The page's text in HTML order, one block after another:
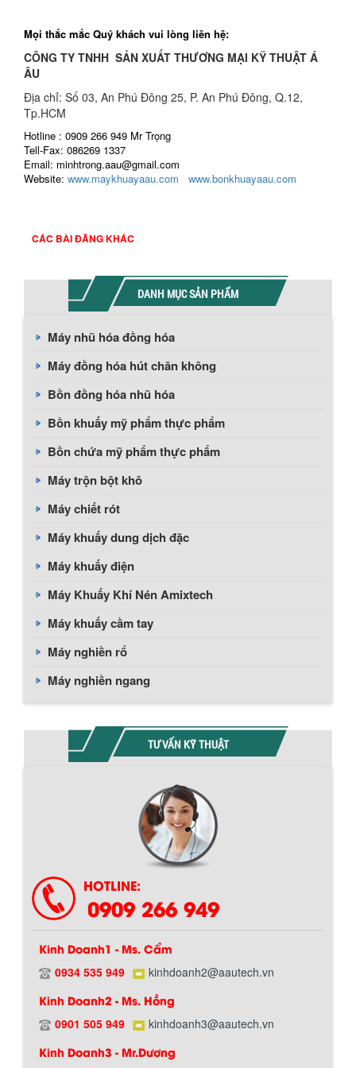
Mọi thắc mắc Quý khách vui lòng liên hệ:
CÔNG TY TNHH SẢN XUẤT THƯƠNG MẠI KỸ THUẬT Á
ÂU
Địa chỉ: Số 03, An Phú Đông 25, P. An Phú Đông, Q.12,
Tp.HCM
Hotline : 0909 266 949 Mr Trọng
Tell-Fax: 086269 1337
Email: minhtrong.aau@gmail.com
Website: www.maykhuayaau.com www.bonkhuayaau.com
CÁC BÀI ĐĂNG KHÁC
DANH MỤC SẢN PHẨM
Máy nhũ hóa đồng hóa
Máy đồng hóa hút chân không
Bồn đồng hóa nhũ hóa
Bồn khuấy mỹ phẩm thực phẩm
Bồn chứa mỹ phẩm thực phẩm
Máy trộn bột khô
Máy chiết rót
Máy khuấy dung dịch đặc
Máy khuấy điện
Máy Khuấy Khí Nén Amixtech
Máy khuấy cầm tay
Máy nghiền rổ
Máy nghiền ngang
TƯ VẤN KỸ THUẬT
HOTLINE:
0909 266 949
Kinh Doanh1 - Ms. Cẩm
0934 535 949 kinhdoanh2@aautech.vn
Kinh Doanh2 - Ms. Hồng
0901 505 949 kinhdoanh3@aautech.vn
Kinh Doanh3 - Mr.Dương
Chính sách giao hàng
Hướng dẫn thanh toán mua hàng
Bồn chứa giải nhiệt sơn, mực in có cấu
tạo gồm 2 lớp inox và được dùng để
làm giảm nhiệt độ của nguyên...